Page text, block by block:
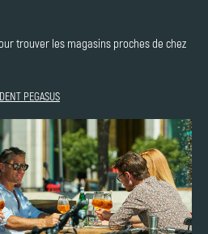
trouver les magasins proches de chez
PEGASUS